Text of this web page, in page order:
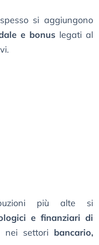
si aggiungono
e bonus legati al
più alte si
e finanziari di
nei settori bancario,